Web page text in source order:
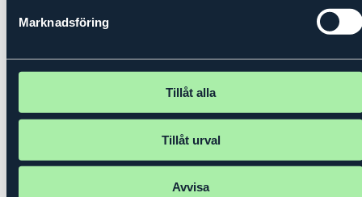
Marknadsföring
Tillåt alla
Tillåt urval
Avvisa